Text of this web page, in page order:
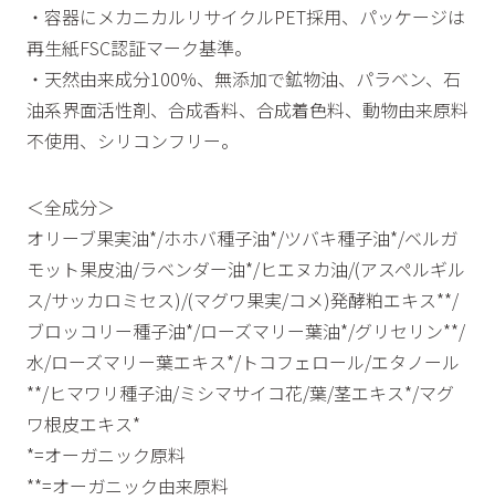
・容器にメカニカルリサイクルPET採用、パッケージは
再生紙FSC認証マーク基準。
・天然由来成分100%、無添加で鉱物油、パラベン、石
油系界面活性剤、合成香料、合成着色料、動物由来原料
不使用、シリコンフリー。
＜全成分＞
オリーブ果実油*/ホホバ種子油*/ツバキ種子油*/ベルガ
モット果皮油/ラベンダー油*/ヒエヌカ油/(アスペルギル
ス/サッカロミセス)/(マグワ果実/コメ)発酵粕エキス**/
ブロッコリー種子油*/ローズマリー葉油*/グリセリン**/
水/ローズマリー葉エキス*/トコフェロール/エタノール
**/ヒマワリ種子油/ミシマサイコ花/葉/茎エキス*/マグ
ワ根皮エキス*
*=オーガニック原料
**=オーガニック由来原料